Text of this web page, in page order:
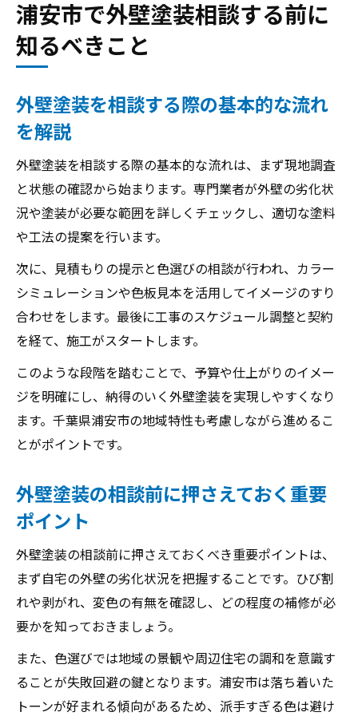
とめ
外壁塗装を相談する際に起こりやすいトラ
失敗が少ない外壁塗装の選び方とは
優良な外壁塗装業者を見極める具体的な方
法
外壁塗装の提案力や説明力を比較するポイ
ント
複数の外壁塗装業者から見積もりを取る重
要性
外壁塗装業者選びで注意したい落とし穴と
は
口コミをチェックし外壁塗装で後悔しないコツ
外壁塗装の口コミを活用した業者選びのコ
ツ
実際の外壁塗装口コミが役立つ理由と注意
外壁塗装の評判から見る信頼できる業者の
特徴
外壁塗装で後悔しないための口コミ活用法
口コミチェックで分かる外壁塗装のトラブ
ル事例
色選びのポイントから見る外壁塗装成功事例
外壁塗装で人気の色選び成功パターン
外壁塗装の色選びで失敗しない実践ポイン
ト
浦安市で外壁塗装相談する前に
知るべきこと
外壁塗装を相談する際の基本的な流れ
を解説
外壁塗装を相談する際の基本的な流れは、まず現地調査
と状態の確認から始まります。専門業者が外壁の劣化状
況や塗装が必要な範囲を詳しくチェックし、適切な塗料
や工法の提案を行います。
次に、見積もりの提示と色選びの相談が行われ、カラー
シミュレーションや色板見本を活用してイメージのすり
合わせをします。最後に工事のスケジュール調整と契約
を経て、施工がスタートします。
このような段階を踏むことで、予算や仕上がりのイメー
ジを明確にし、納得のいく外壁塗装を実現しやすくなり
ます。千葉県浦安市の地域特性も考慮しながら進めるこ
とがポイントです。
外壁塗装の相談前に押さえておく重要
ポイント
外壁塗装の相談前に押さえておくべき重要ポイントは、
まず自宅の外壁の劣化状況を把握することです。ひび割
れや剥がれ、変色の有無を確認し、どの程度の補修が必
要かを知っておきましょう。
また、色選びでは地域の景観や周辺住宅の調和を意識す
ることが失敗回避の鍵となります。浦安市は落ち着いた
トーンが好まれる傾向があるため、派手すぎる色は避け